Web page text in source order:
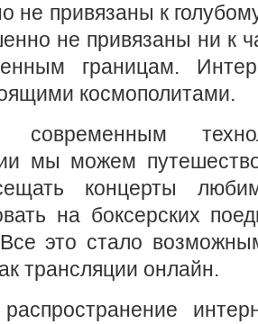
не привязаны к
не привязаны ни к
границам.
космополитами.
современным
мы можем
концерты
на боксерских
это стало
трансляции онлайн.